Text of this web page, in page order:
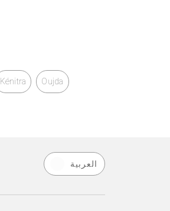
Kénitra Oujda
العربية